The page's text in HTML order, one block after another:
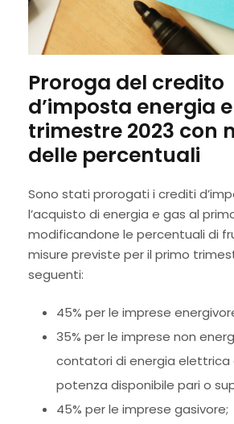
Proroga del credito
d’imposta energia e
trimestre 2023 con
delle percentuali
Sono stati prorogati i crediti
l’acquisto di energia e gas al
modificandone le percentuali di
misure previste per il primo
seguenti:
45% per le imprese
35% per le imprese non
contatori di energia elettrica
potenza disponibile pari o
45% per le imprese gasivore;